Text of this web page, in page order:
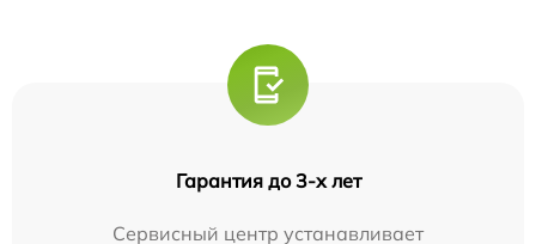
Гарантия до 3-х лет
Сервисный центр устанавливает